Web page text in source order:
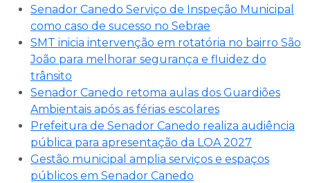
Senador Canedo Serviço de Inspeção Municipal
como caso de sucesso no Sebrae
SMT inicia intervenção em rotatória no bairro São
João para melhorar segurança e fluidez do
trânsito
Senador Canedo retoma aulas dos Guardiões
Ambientais após as férias escolares
Prefeitura de Senador Canedo realiza audiência
pública para apresentação da LOA 2027
Gestão municipal amplia serviços e espaços
públicos em Senador Canedo